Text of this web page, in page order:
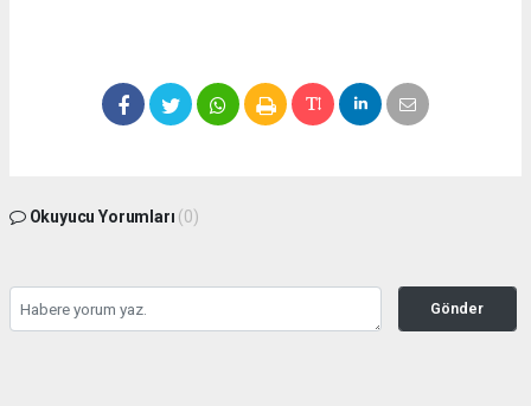
Okuyucu Yorumları (0)
Gönder